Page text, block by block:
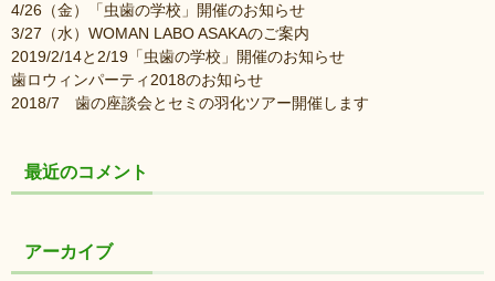
4/26（金）「虫歯の学校」開催のお知らせ
3/27（水）WOMAN LABO ASAKAのご案内
2019/2/14と2/19「虫歯の学校」開催のお知らせ
歯ロウィンパーティ2018のお知らせ
2018/7 歯の座談会とセミの羽化ツアー開催します
最近のコメント
アーカイブ